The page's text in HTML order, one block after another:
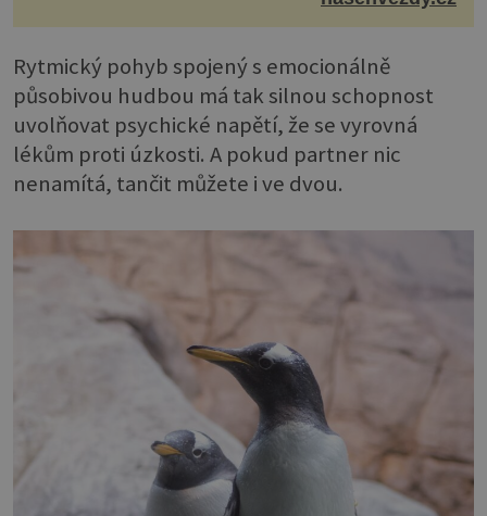
Rytmický pohyb spojený s emocionálně
působivou hudbou má tak silnou schopnost
uvolňovat psychické napětí, že se vyrovná
lékům proti úzkosti. A pokud partner nic
nenamítá, tančit můžete i ve dvou.